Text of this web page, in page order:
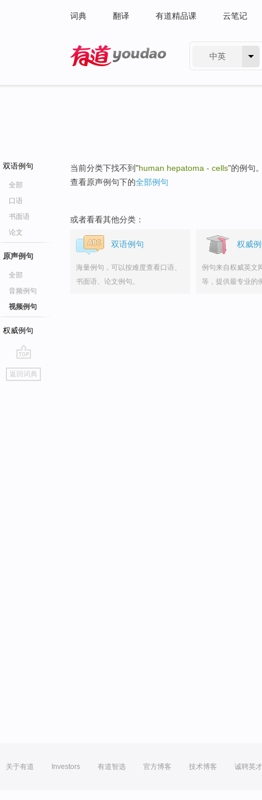
词典 翻译 有道精品课 云笔记
中英
双语例句
全部
口语
书面语
论文
原声例句
全部
音频例句
视频例句
权威例句
go
top
返回词典
当前分类下找不到"human hepatoma - cells"的例句
查看原声例句下的全部例句
或者看看其他分类：
双语例句
海量例句，可以按难度查看口语、
书面语、论文例句。
权威
例句来自权威英文
等，提供最专业的
关于有道 Investors 有道智选 官方博客 技术博客 诚聘英才